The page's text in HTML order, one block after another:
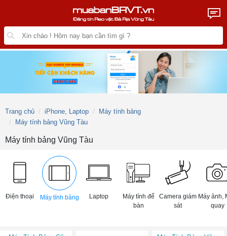
Trang chủ iPhone, Laptop
Máy tính bảng
Máy tính bảng Vũng Tàu
Máy tính bảng Vũng Tàu
Điện thoại Máy tính bảng Laptop
Máy tính để
bàn
Camera giám
sát
Máy ảnh,
quay